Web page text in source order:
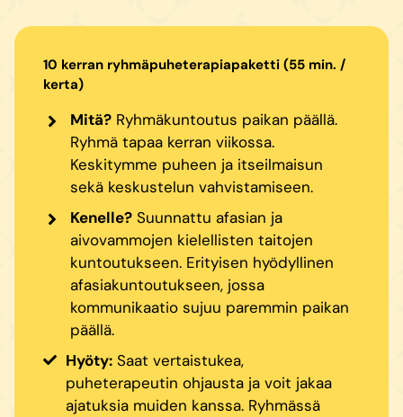
10 kerran ryhmäpuheterapiapaketti (55 min. /
kerta)
Mitä? Ryhmäkuntoutus paikan päällä.
Ryhmä tapaa kerran viikossa.
Keskitymme puheen ja itseilmaisun
sekä keskustelun vahvistamiseen.
Kenelle? Suunnattu afasian ja
aivovammojen kielellisten taitojen
kuntoutukseen. Erityisen hyödyllinen
afasiakuntoutukseen, jossa
kommunikaatio sujuu paremmin paikan
päällä.
Hyöty: Saat vertaistukea,
puheterapeutin ohjausta ja voit jakaa
ajatuksia muiden kanssa. Ryhmässä